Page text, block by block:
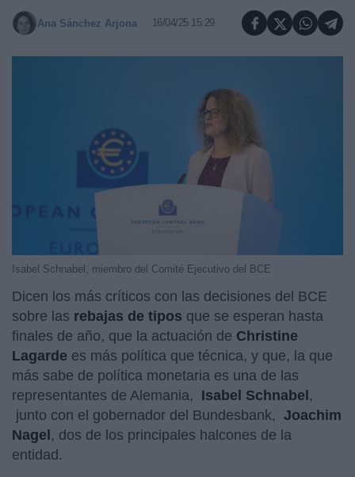
Ana Sánchez Arjona 16/04/25 15:29
Isabel Schnabel, miembro del Comité Ejecutivo del BCE
Dicen los más críticos con las decisiones del BCE
sobre las rebajas de tipos que se esperan hasta
finales de año, que la actuación de Christine
Lagarde es más política que técnica, y que, la que
más sabe de política monetaria es una de las
representantes de Alemania,
Isabel Schnabel,
junto con el gobernador del Bundesbank, Joachim
Nagel, dos de los principales halcones de la
entidad.